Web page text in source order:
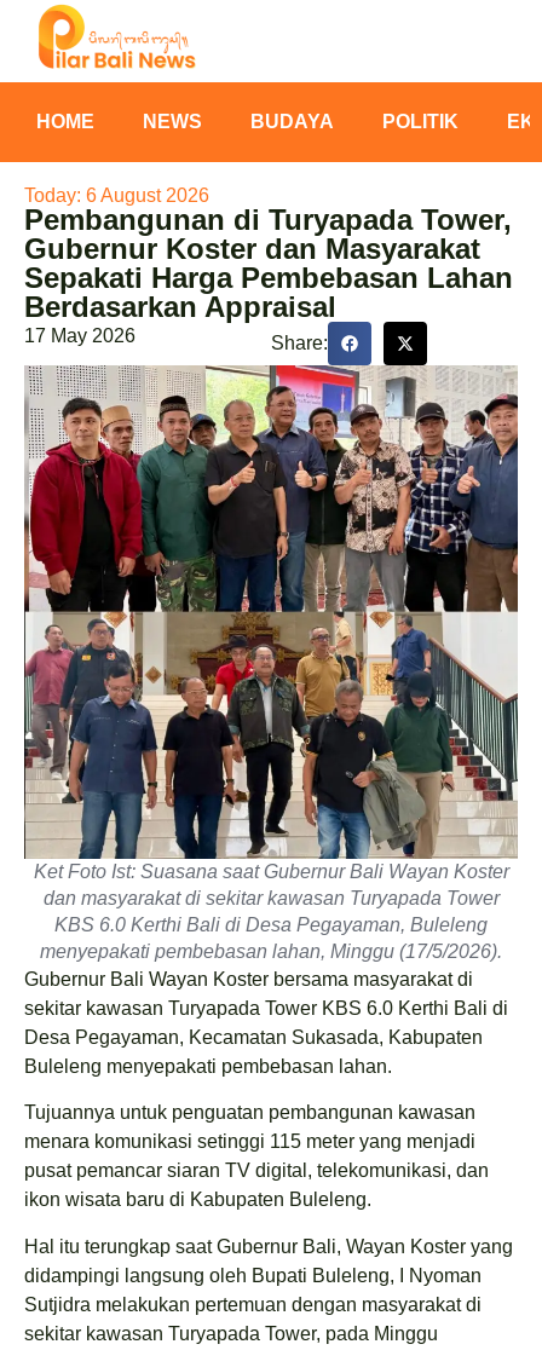
HOME NEWS BUDAYA POLITIK
Today: 6 August 2026
Pembangunan di Turyapada Tower,
Gubernur Koster dan Masyarakat
Sepakati Harga Pembebasan Lahan
Berdasarkan Appraisal
17 May 2026 Share:
Ket Foto Ist: Suasana saat Gubernur Bali Wayan Koster
dan masyarakat di sekitar kawasan Turyapada Tower
KBS 6.0 Kerthi Bali di Desa Pegayaman, Buleleng
menyepakati pembebasan lahan, Minggu (17/5/2026).
Gubernur Bali Wayan Koster bersama masyarakat di
sekitar kawasan Turyapada Tower KBS 6.0 Kerthi Bali di
Desa Pegayaman, Kecamatan Sukasada, Kabupaten
Buleleng menyepakati pembebasan lahan.
Tujuannya untuk penguatan pembangunan kawasan
menara komunikasi setinggi 115 meter yang menjadi
pusat pemancar siaran TV digital, telekomunikasi, dan
ikon wisata baru di Kabupaten Buleleng.
Hal itu terungkap saat Gubernur Bali, Wayan Koster yang
didampingi langsung oleh Bupati Buleleng, I Nyoman
Sutjidra melakukan pertemuan dengan masyarakat di
sekitar kawasan Turyapada Tower, pada Minggu